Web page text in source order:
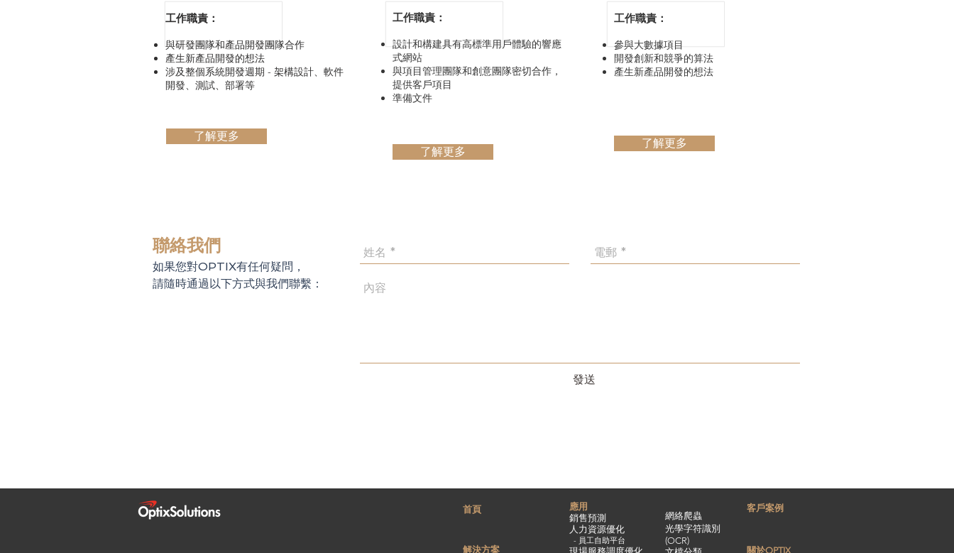
了解更多
工作職責：
與研發團隊和產品開發團隊合作
產生新產品開發的想法
涉及整個系統開發週期 - 架構設計、軟件
開發、測試、部署等
了解更多
工作職責：
設計和構建具有高標準用戶體驗的響應
式網站
與項目管理團隊和創意團隊密切合作，
提供客戶項目
準備文件
了解更多
工作職責：
參與大數據項目
開發創新和競爭的算法
產生新產品開發的想法
聯絡我們
如果您對OPTIX有任何疑問，
請隨時通過以下方式與我們聯繫：
發送
首頁
解決方案
應用
銷售預測
人力資源優化
- 員工自助平台
網絡爬蟲
光學字符識別
(OCR)
客戶案例
關於OPTIX​​